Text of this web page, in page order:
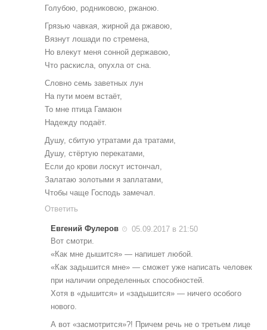
Голубою, родниковою, ржаною.
Грязью чавкая, жирной да ржавою,
Вязнут лошади по стремена,
Но влекут меня сонной державою,
Что раскисла, опухла от сна.
Словно семь заветных лун
На пути моем встаёт,
То мне птица Гамаюн
Надежду подаёт.
Душу, сбитую утратами да тратами,
Душу, стёртую перекатами,
Если до крови лоскут истончал,
Залатаю золотыми я заплатами,
Чтобы чаще Господь замечал.
Ответить
Евгений Фулеров
05.09.2017 в 21:50
Вот смотри.
«Как мне дышится» — напишет любой.
«Как задышится мне» — сможет уже написать человек
при наличии определенных способностей.
Хотя в «дышится» и «задышится» — ничего особого
нового.
А вот «засмотрится»?! Причем речь не о третьем лице